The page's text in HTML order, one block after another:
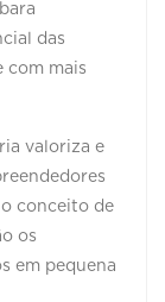
das
com mais
valoriza e
conceito de
os
em pequena